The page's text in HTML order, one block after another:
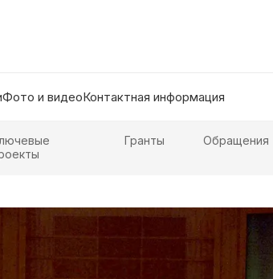
Фото и видеоКонтактная информация
Гранты Обращения